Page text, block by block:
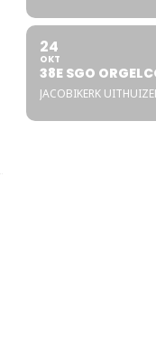
24
OKT
38E SGO
JACOBIKERK